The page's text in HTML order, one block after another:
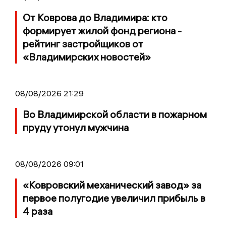
От Коврова до Владимира: кто
формирует жилой фонд региона -
рейтинг застройщиков от
«Владимирских новостей»
08/08/2026 21:29
Во Владимирской области в пожарном
пруду утонул мужчина
08/08/2026 09:01
«Ковровский механический завод» за
первое полугодие увеличил прибыль в
4 раза